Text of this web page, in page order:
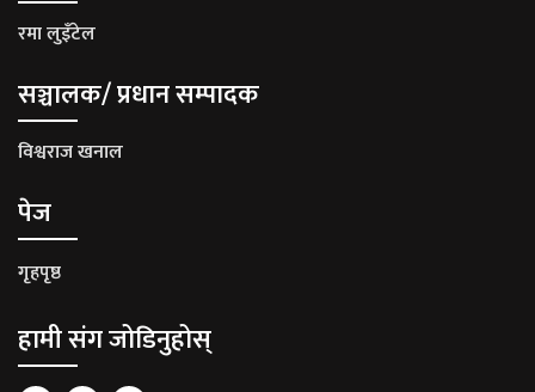
रमा लुइँटेल
सञ्चालक/ प्रधान सम्पादक
विश्वराज खनाल
पेज
गृहपृष्ठ
हामी संग जोडिनुहोस्